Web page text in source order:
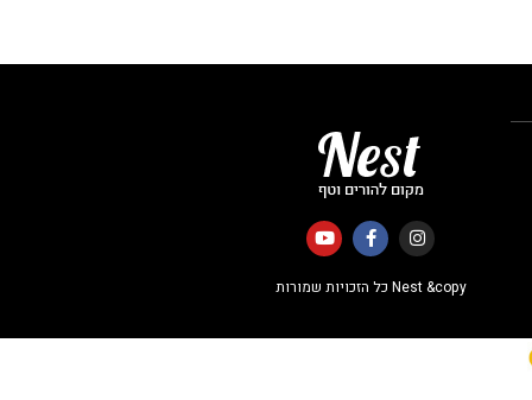
Nest &copy כל הזכויות שמורות